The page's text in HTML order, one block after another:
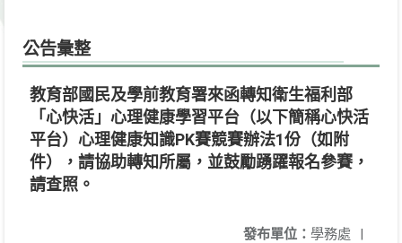
公告彙整
教育部國民及學前教育署來函轉知衛生福利部
「心快活」心理健康學習平台（以下簡稱心快活
平台）心理健康知識PK賽競賽辦法1份（如附
件），請協助轉知所屬，並鼓勵踴躍報名參賽，
請查照。
發布單位： 學務處 |